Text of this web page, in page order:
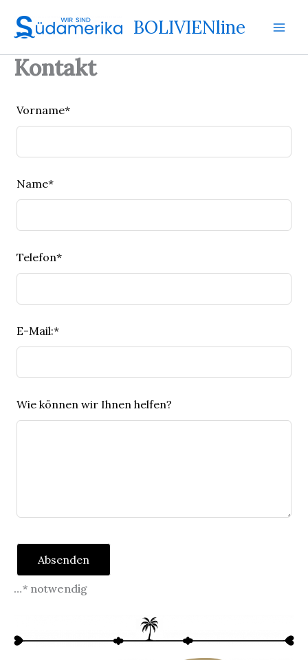
Inhalt
BOLIVIENline
Kontakt
Lass
dieses
Feld
Vorname*
Name*
Telefon*
E-Mail:*
Wie können wir Ihnen helfen?
Absenden
…* notwendig